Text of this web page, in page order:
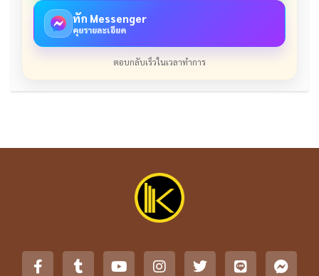
ทัก Messenger
คุยรายละเอียด
ตอบกลับเร็วในเวลาทำการ